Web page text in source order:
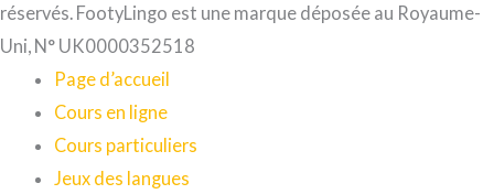
réservés. FootyLingo est une marque déposée au Royaume-
Uni, N° UK0000352518
Page d’accueil
Cours en ligne
Cours particuliers
Jeux des langues